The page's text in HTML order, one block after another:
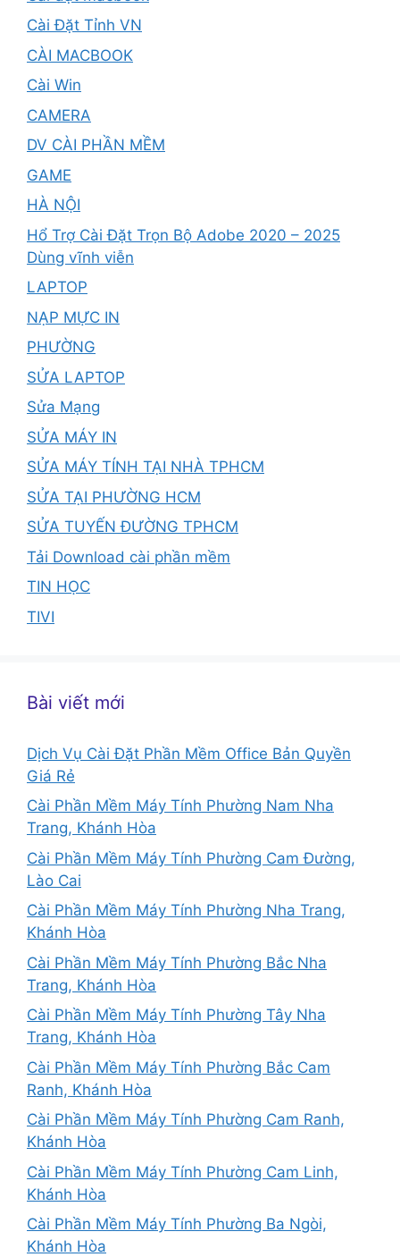
Cài Đặt Tỉnh VN
CÀI MACBOOK
Cài Win
CAMERA
DV CÀI PHẦN MỀM
GAME
HÀ NỘI
Hổ Trợ Cài Đặt Trọn Bộ Adobe 2020 – 2025
Dùng vĩnh viễn
LAPTOP
NẠP MỰC IN
PHƯỜNG
SỬA LAPTOP
Sửa Mạng
SỬA MÁY IN
SỬA MÁY TÍNH TẠI NHÀ TPHCM
SỬA TẠI PHƯỜNG HCM
SỬA TUYẾN ĐƯỜNG TPHCM
Tải Download cài phần mềm
TIN HỌC
TIVI
Bài viết mới
Dịch Vụ Cài Đặt Phần Mềm Office Bản Quyền
Giá Rẻ
Cài Phần Mềm Máy Tính Phường Nam Nha
Trang, Khánh Hòa
Cài Phần Mềm Máy Tính Phường Cam Đường,
Lào Cai
Cài Phần Mềm Máy Tính Phường Nha Trang,
Khánh Hòa
Cài Phần Mềm Máy Tính Phường Bắc Nha
Trang, Khánh Hòa
Cài Phần Mềm Máy Tính Phường Tây Nha
Trang, Khánh Hòa
Cài Phần Mềm Máy Tính Phường Bắc Cam
Ranh, Khánh Hòa
Cài Phần Mềm Máy Tính Phường Cam Ranh,
Khánh Hòa
Cài Phần Mềm Máy Tính Phường Cam Linh,
Khánh Hòa
Cài Phần Mềm Máy Tính Phường Ba Ngòi,
Khánh Hòa